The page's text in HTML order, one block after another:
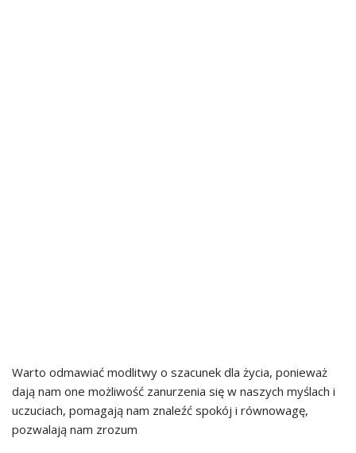
Warto odmawiać modlitwy o szacunek dla życia, ponieważ
dają nam one możliwość zanurzenia się w naszych myślach i
uczuciach, pomagają nam znaleźć spokój i równowagę,
pozwalają nam zrozum